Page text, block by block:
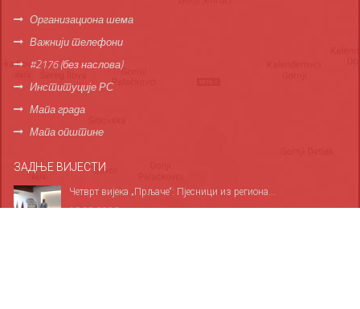
Организациона шема
Важнији телефони
#2176 (без наслова)
Институције РС
Мапа града
Мапа општине
ЗАДЊЕ ВИЈЕСТИ
Четврт вијека „Прљаче“: Пјесници из региона...
07.08.2026